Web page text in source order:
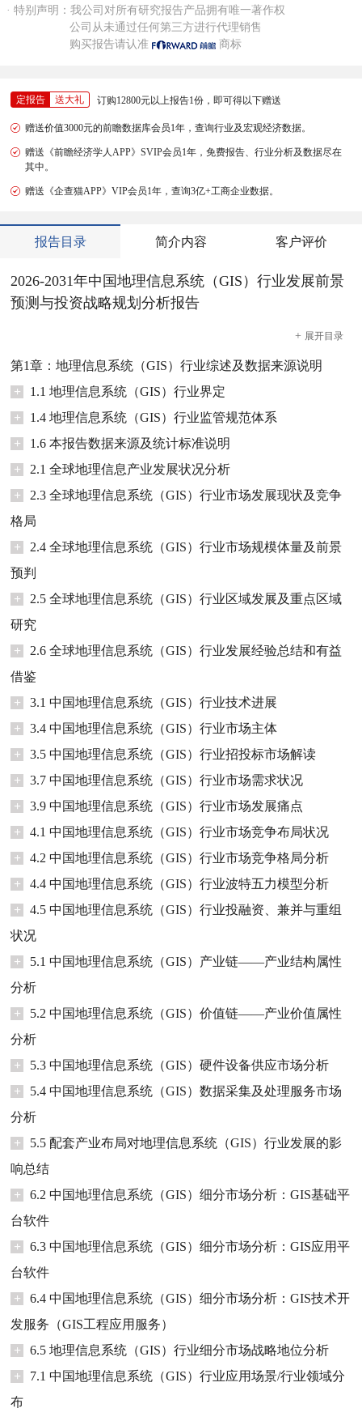
· 特别声明：我公司对所有研究报告产品拥有唯一著作权
公司从未通过任何第三方进行代理销售
购买报告请认准
商标
定报告 送大礼 订购12800元以上报告1份，即可得以下赠送
赠送价值3000元的前瞻数据库会员1年，查询行业及宏观经济数据。
赠送《前瞻经济学人APP》SVIP会员1年，免费报告、行业分析及数据尽在
其中。
赠送《企查猫APP》VIP会员1年，查询3亿+工商企业数据。
报告目录 简介内容 客户评价
2026-2031年中国地理信息系统（GIS）行业发展前景
预测与投资战略规划分析报告
+ 展开目录
第1章：地理信息系统（GIS）行业综述及数据来源说明
+
1.1 地理信息系统（GIS）行业界定
+
1.4 地理信息系统（GIS）行业监管规范体系
+
1.6 本报告数据来源及统计标准说明
+
2.1 全球地理信息产业发展状况分析
+
2.3 全球地理信息系统（GIS）行业市场发展现状及竞争
格局
+
2.4 全球地理信息系统（GIS）行业市场规模体量及前景
预判
+
2.5 全球地理信息系统（GIS）行业区域发展及重点区域
研究
+
2.6 全球地理信息系统（GIS）行业发展经验总结和有益
借鉴
+
3.1 中国地理信息系统（GIS）行业技术进展
+
3.4 中国地理信息系统（GIS）行业市场主体
+
3.5 中国地理信息系统（GIS）行业招投标市场解读
+
3.7 中国地理信息系统（GIS）行业市场需求状况
+
3.9 中国地理信息系统（GIS）行业市场发展痛点
+
4.1 中国地理信息系统（GIS）行业市场竞争布局状况
+
4.2 中国地理信息系统（GIS）行业市场竞争格局分析
+
4.4 中国地理信息系统（GIS）行业波特五力模型分析
+
4.5 中国地理信息系统（GIS）行业投融资、兼并与重组
状况
+
5.1 中国地理信息系统（GIS）产业链——产业结构属性
分析
+
5.2 中国地理信息系统（GIS）价值链——产业价值属性
分析
+
5.3 中国地理信息系统（GIS）硬件设备供应市场分析
+
5.4 中国地理信息系统（GIS）数据采集及处理服务市场
分析
+
5.5 配套产业布局对地理信息系统（GIS）行业发展的影
响总结
+
6.2 中国地理信息系统（GIS）细分市场分析：GIS基础平
台软件
+
6.3 中国地理信息系统（GIS）细分市场分析：GIS应用平
台软件
+
6.4 中国地理信息系统（GIS）细分市场分析：GIS技术开
发服务（GIS工程应用服务）
+
6.5 地理信息系统（GIS）行业细分市场战略地位分析
+
7.1 中国地理信息系统（GIS）行业应用场景/行业领域分
布